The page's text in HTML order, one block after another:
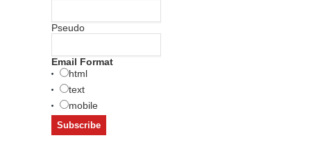
Pseudo
Email Format
html
text
mobile